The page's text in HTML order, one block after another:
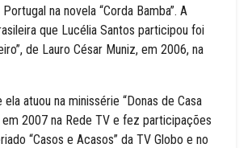
na novela “Corda Bamba”. A
que Lucélia Santos participou foi
de Lauro César Muniz, em 2006, na
atuou na minissérie “Donas de Casa
em 2007 na Rede TV e fez participações
“Casos e Acasos” da TV Globo e no